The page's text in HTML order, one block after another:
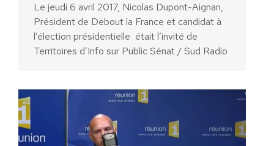
Le jeudi 6 avril 2017, Nicolas Dupont-Aignan,
Président de Debout la France et candidat à
l’élection présidentielle était l’invité de
Territoires d’Info sur Public Sénat / Sud Radio